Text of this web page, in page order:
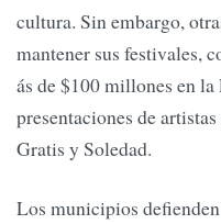
cultura. Sin embargo,
mantener sus festivales,
ás de $100 millones en
presentaciones de
Gratis y Soledad.
Los municipios